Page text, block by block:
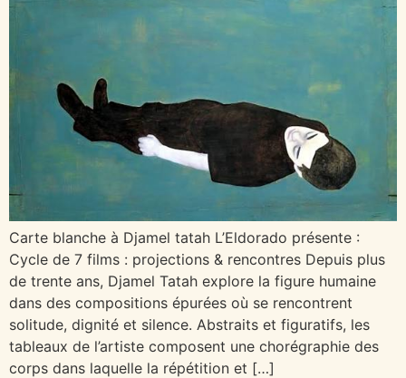
Carte blanche à Djamel tatah L’Eldorado présente :
Cycle de 7 films : projections & rencontres Depuis plus
de trente ans, Djamel Tatah explore la figure humaine
dans des compositions épurées où se rencontrent
solitude, dignité et silence. Abstraits et figuratifs, les
tableaux de l’artiste composent une chorégraphie des
corps dans laquelle la répétition et […]